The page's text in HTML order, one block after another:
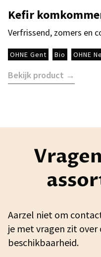
Kefir
Verfrissend, zomers en
OHNE Gent Bio OHNE
Bekijk product →
Aarzel niet om
je met vragen zit
beschikbaarheid.